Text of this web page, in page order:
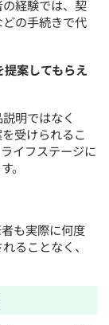
経験では、契
の手続きで代
案してもらえ
明ではなく
受けられるこ
イフステージに
。
も実際に何度
ることなく、